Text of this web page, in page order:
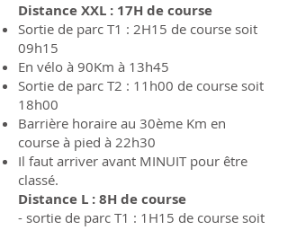
Distance XXL : 17H de course
Sortie de parc T1 : 2H15 de course soit
09h15
En vélo à 90Km à 13h45
Sortie de parc T2 : 11h00 de course soit
18h00
Barrière horaire au 30ème Km en
course à pied à 22h30
Il faut arriver avant MINUIT pour être
classé.
Distance L : 8H de course
- sortie de parc T1 : 1H15 de course soit